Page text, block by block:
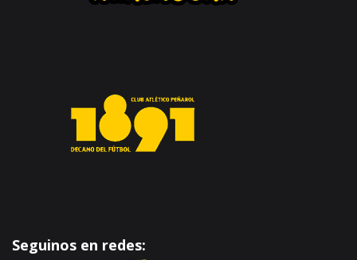
Seguinos en redes: